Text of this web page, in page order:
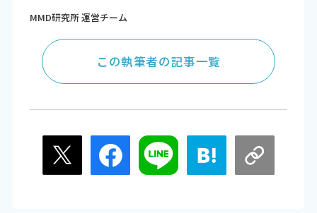
MMD研究所 運営チーム
この執筆者の記事一覧